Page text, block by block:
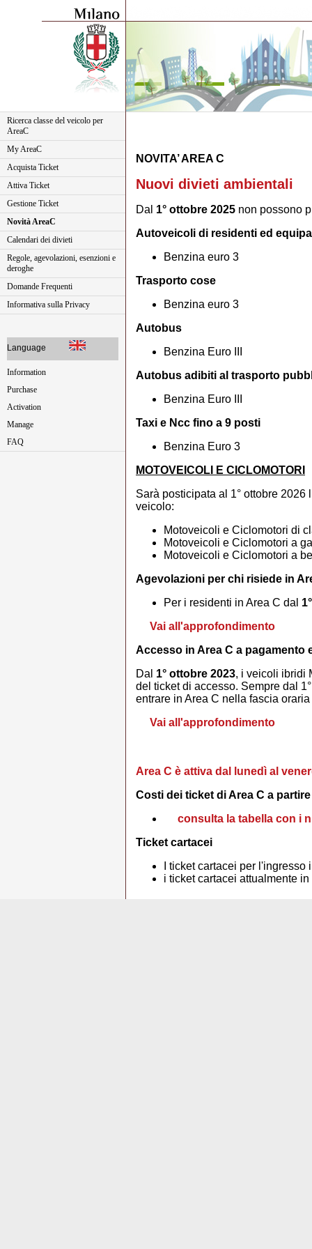
Ricerca classe del veicolo per
AreaC
My AreaC
Acquista Ticket
Attiva Ticket
Gestione Ticket
Novità AreaC
Calendari dei divieti
Regole, agevolazioni, esenzioni e
deroghe
Domande Frequenti
Informativa sulla Privacy
Language
Information
Purchase
Activation
Manage
FAQ
NOVITA’ AREA C
Nuovi divieti ambientali
Dal 1° ottobre 2025 non possono
Autoveicoli di residenti ed
Benzina euro 3
Trasporto cose
Benzina euro 3
Autobus
Benzina Euro III
Autobus adibiti al trasporto
Benzina Euro III
Taxi e Ncc fino a 9 posti
Benzina Euro 3
MOTOVEICOLI E CICLOMOTORI
Sarà posticipata al 1° ottobre
veicolo:
Motoveicoli e Ciclomotori di
Motoveicoli e Ciclomotori a
Motoveicoli e Ciclomotori a
Agevolazioni per chi risiede in
Per i residenti in Area C dal
Vai all'approfondimento
Accesso in Area C a pagamento
Dal 1° ottobre 2023, i veicoli ibridi
del ticket di accesso. Sempre dal
entrare in Area C nella fascia
Vai all'approfondimento
Area C è attiva dal lunedì al
Costi dei ticket di Area C a
consulta la tabella con i
Ticket cartacei
I ticket cartacei per
i ticket cartacei attualmente